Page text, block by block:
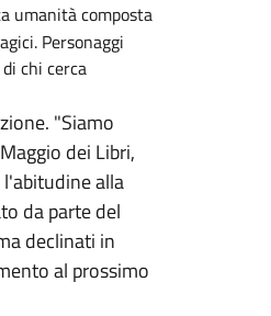
umanità composta
Personaggi
chi cerca
"Siamo
dei Libri,
alla
da parte del
declinati in
al prossimo